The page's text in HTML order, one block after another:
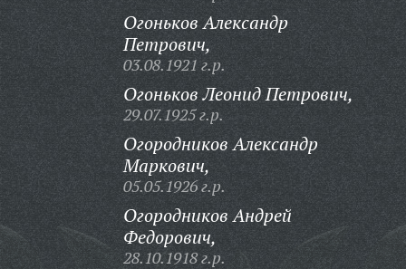
Огоньков Александр
Петрович,
03.08.1921 г.р.
Огоньков Леонид Петрович,
29.07.1925 г.р.
Огородников Александр
Маркович,
05.05.1926 г.р.
Огородников Андрей
Федорович,
28.10.1918 г.р.